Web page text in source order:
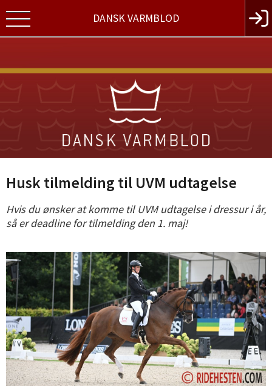
DANSK VARMBLOD
Husk tilmelding til UVM udtagelse
Hvis du ønsker at komme til UVM udtagelse i dressur i år,
så er deadline for tilmelding den 1. maj!